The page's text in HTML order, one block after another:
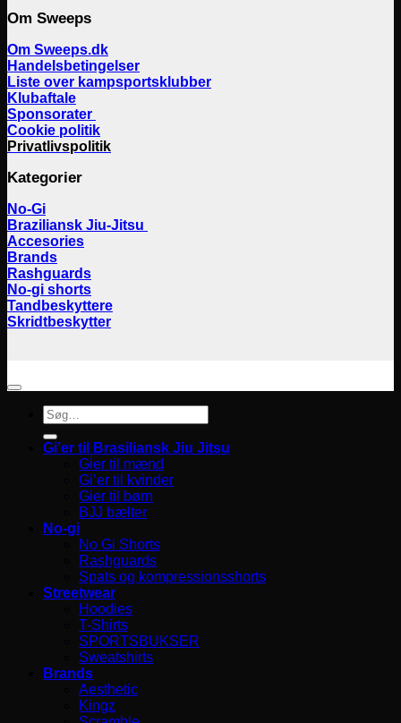
Om Sweeps
Om Sweeps.dk
Handelsbetingelser
Liste over kampsportsklubber
Klubaftale
Sponsorater
Cookie politik
Privatlivspolitik
Kategorier
No-Gi
Braziliansk Jiu-Jitsu
Accesories
Brands
Rashguards
No-gi shorts
Tandbeskyttere
Skridtbeskytter
Søg
efter:
Gi’er til Brasiliansk Jiu Jitsu
Gier til mænd
Gi’er til kvinder
Gier til børn
BJJ bælter
No-gi
No Gi Shorts
Rashguards
Spats og kompressionsshorts
Streetwear
Hoodies
T-Shirts
SPORTSBUKSER
Sweatshirts
Brands
Aesthetic
Kingz